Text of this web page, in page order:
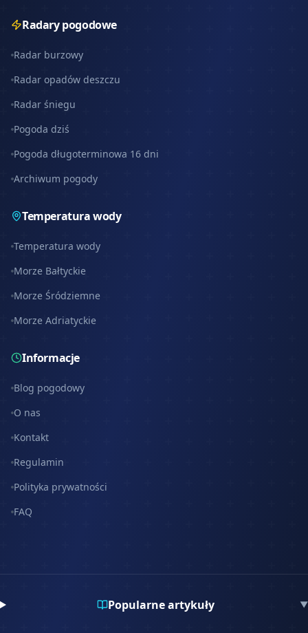
Radary pogodowe
Radar burzowy
Radar opadów deszczu
Radar śniegu
Pogoda dziś
Pogoda długoterminowa 16 dni
Archiwum pogody
Temperatura wody
Temperatura wody
Morze Bałtyckie
Morze Śródziemne
Morze Adriatyckie
Informacje
Blog pogodowy
O nas
Kontakt
Regulamin
Polityka prywatności
FAQ
Popularne artykuły ▼